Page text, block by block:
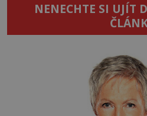
NENECHTE SI UJÍT